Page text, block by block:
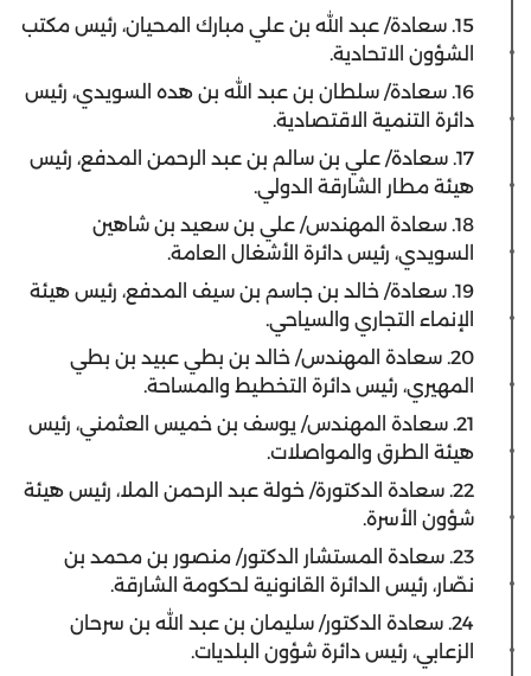
15. سعادة/ عبد الله بن علي مبارك المحيان، رئيس مكتب
الشؤون الاتحادية.
16. سعادة/ سلطان بن عبد الله بن هده السويدي، رئيس
دائرة التنمية الاقتصادية.
17. سعادة/ علي بن سالم بن عبد الرحمن المدفع، رئيس
هيئة مطار الشارقة الدولي.
18. سعادة المهندس/ علي بن سعيد بن شاهين
السويدي، رئيس دائرة الأشغال العامة.
19. سعادة/ خالد بن جاسم بن سيف المدفع، رئيس هيئة
الإنماء التجاري والسياحي.
20. سعادة المهندس/ خالد بن بطي عبيد بن بطي
المهيري، رئيس دائرة التخطيط والمساحة.
21. سعادة المهندس/ يوسف بن خميس العثمني، رئيس
هيئة الطرق والمواصلات.
22. سعادة الدكتورة/ خولة عبد الرحمن الملا، رئيس هيئة
شؤون الأسرة.
23. سعادة المستشار الدكتور/ منصور بن محمد بن
نصّار، رئيس الدائرة القانونية لحكومة الشارقة.
24. سعادة الدكتور/ سليمان بن عبد الله بن سرحان
الزعابي، رئيس دائرة شؤون البلديات.